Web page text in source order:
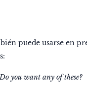
puede usarse en
Do you want any of these?